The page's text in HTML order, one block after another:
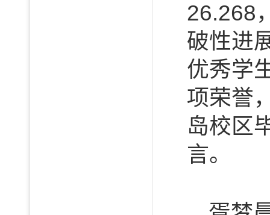
26.268
破性进
优秀学
项荣誉
岛校区
言。